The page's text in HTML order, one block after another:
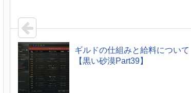
ギルドの仕組みと給料について
【黒い砂漠Part39】